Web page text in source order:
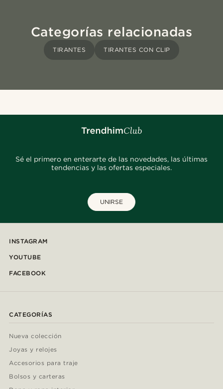
Categorías relacionadas
TIRANTES TIRANTES CON CLIP
Sé el primero en enterarte de las novedades, las últimas
tendencias y las ofertas especiales.
UNIRSE
INSTAGRAM
YOUTUBE
FACEBOOK
CATEGORÍAS
Nueva colección
Joyas y relojes
Accesorios para traje
Bolsos y carteras